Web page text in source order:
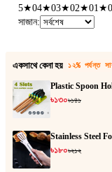
5★04★03★02★01★0
সাজান:
একসাথে কেনা হয় ১২% পর্যন্ত
Plastic Spoon
৳১৩০৳১৪১
Stainless Steel
৳১৮০৳২১২